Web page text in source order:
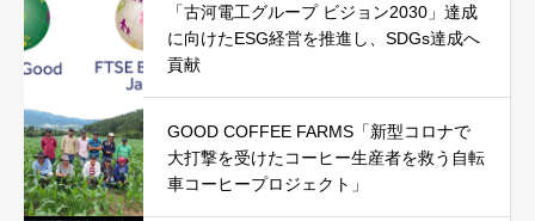
「古河電工グループ ビジョン2030」達成
に向けたESG経営を推進し、SDGs達成へ
貢献
GOOD COFFEE FARMS「新型コロナで
大打撃を受けたコーヒー生産者を救う自転
車コーヒープロジェクト」